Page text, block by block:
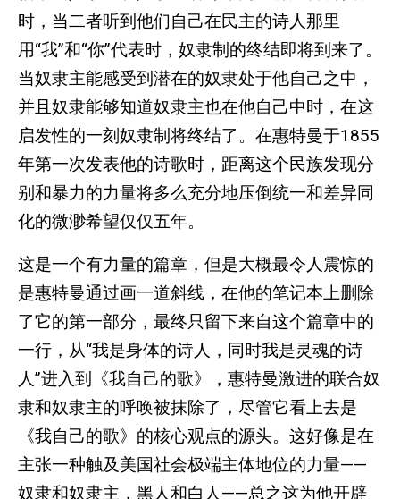
时，当二者听到他们自己在民主的诗人那里
用“我”和“你”代表时，奴隶制的终结即将到来了。
当奴隶主能感受到潜在的奴隶处于他自己之中，
并且奴隶能够知道奴隶主也在他自己中时，在这
启发性的一刻奴隶制将终结了。在惠特曼于1855
年第一次发表他的诗歌时，距离这个民族发现分
别和暴力的力量将多么充分地压倒统一和差异同
化的微渺希望仅仅五年。
这是一个有力量的篇章，但是大概最令人震惊的
是惠特曼通过画一道斜线，在他的笔记本上删除
了它的第一部分，最终只留下来自这个篇章中的
一行，从“我是身体的诗人，同时我是灵魂的诗
人”进入到《我自己的歌》，惠特曼激进的联合奴
隶和奴隶主的呼唤被抹除了，尽管它看上去是
《我自己的歌》的核心观点的源头。这好像是在
主张一种触及美国社会极端主体地位的力量——
奴隶和奴隶主，黑人和白人——总之这为他开辟